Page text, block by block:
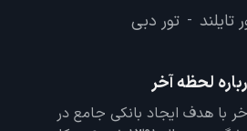
تایلند - تور دبی
لحظه آخر
با هدف ایجاد بانکی جامع در